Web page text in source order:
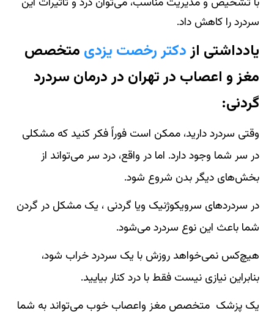
سردرد را کاهش داد.
یادداشتی ازدکتر رخصت یزدی متخصص
مغز و اعصاب در تهران در درمان سردرد
گردنی:
وقتی سردرد دارید، ممکن است فوراً فکر کنید که مشکلی
در سر شما وجود دارد. اما در واقع، درد سر می‌تواند از
بخش‌های دیگر بدن شروع شود.
در سردردهای سرویکوژنیک ویا گردنی ، یک مشکل در گردن
شما باعث این نوع سردرد می‌شود.
هیچ‌کس نمی‌خواهد روزش با یک سردرد خراب شود،
بنابراین نیازی نیست فقط با درد کنار بیایید.
یک پزشک متخصص مغز واعصاب خوب می‌تواند به شما